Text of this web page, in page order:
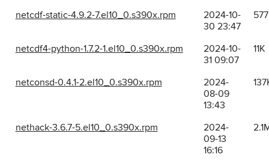
netcdf-static-4.9.2-7.el10_0.s390x.rpm
2024-10-
30 23:47
netcdf4-python-1.7.2-1.el10_0.s390x.rpm
2024-10-
31 09:07
11K
netconsd-0.4.1-2.el10_0.s390x.rpm
2024-
08-09
13:43
nethack-3.6.7-5.el10_0.s390x.rpm
2024-
09-13
16:16